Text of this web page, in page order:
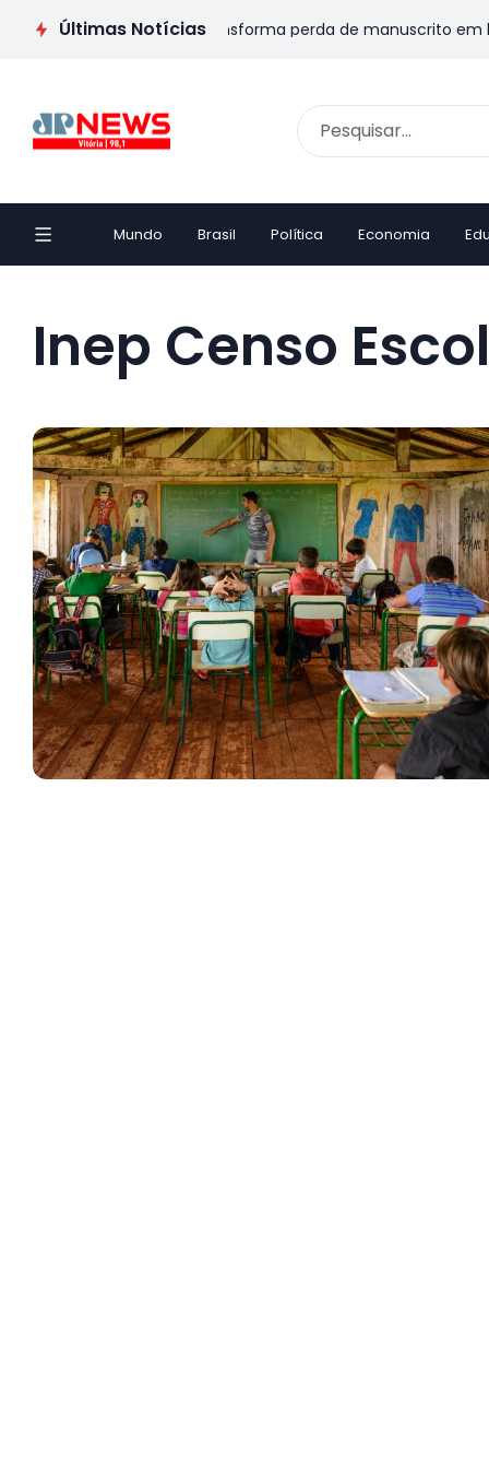
Últimas Notícias
Escritor capixaba transforma perda de manuscrito em
Mundo Brasil Política Economia
Inep Censo